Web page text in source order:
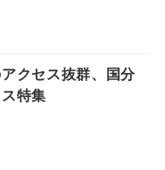
クセス抜群、国分
特集